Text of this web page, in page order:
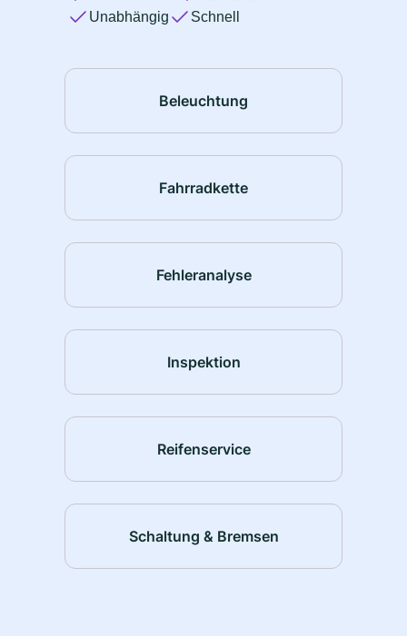
Unabhängig
Schnell
Beleuchtung
Fahrradkette
Fehleranalyse
Inspektion
Reifenservice
Schaltung & Bremsen